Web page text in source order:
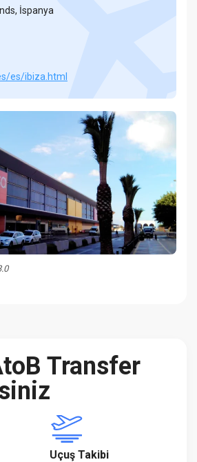
İspanya
es/ibiza.html
Transfer
Uçuş Takibi